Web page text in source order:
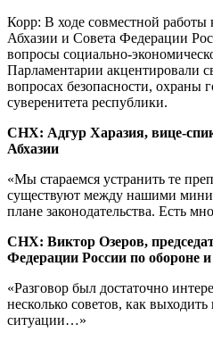
Корр: В ходе совместной работы
Абхазии и Совета Федерации
вопросы социально-эконом
Парламентарии акцентировали
вопросах безопасности, охраны
суверенитета республики.
СНХ: Адгур Харазия, вице-
Абхазии
«Мы стараемся устранить те
существуют между нашими
плане законодательства. Есть
СНХ: Виктор Озеров,
Федерации России по обороне и
«Разговор был достаточно
несколько советов, как
ситуации…»